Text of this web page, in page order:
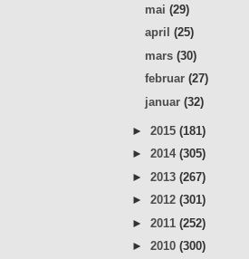
mai(29)
april(25)
mars(30)
februar(27)
januar(32)
► 2015 (181)
► 2014 (305)
► 2013 (267)
► 2012 (301)
► 2011 (252)
► 2010 (300)